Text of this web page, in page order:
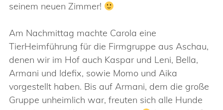
seinem neuen Zimmer!
Am Nachmittag machte Carola eine
TierHeimführung für die Firmgruppe aus Aschau,
denen wir im Hof auch Kaspar und Leni, Bella,
Armani und Idefix, sowie Momo und Aika
vorgestellt haben. Bis auf Armani, dem die große
Gruppe unheimlich war, freuten sich alle Hunde